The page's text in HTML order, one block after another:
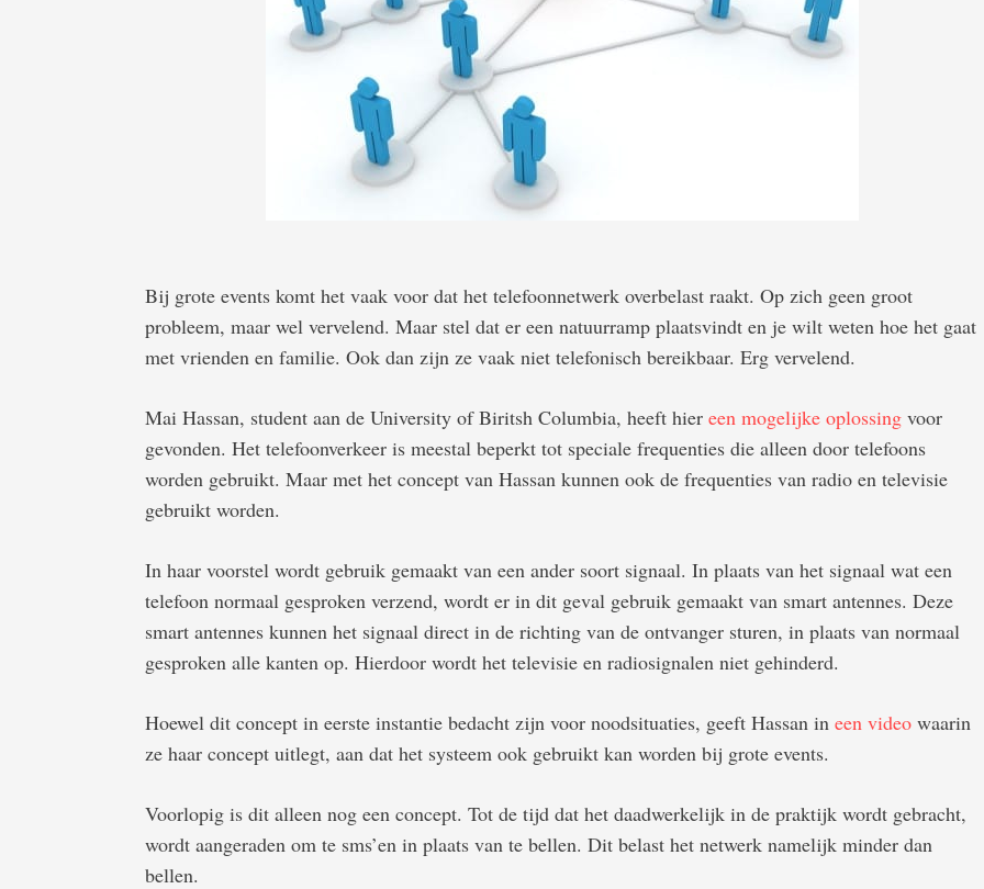
Bij grote events komt het vaak voor dat het telefoonnetwerk overbelast raakt. Op zich geen groot
probleem, maar wel vervelend. Maar stel dat er een natuurramp plaatsvindt en je wilt weten hoe het gaat
met vrienden en familie. Ook dan zijn ze vaak niet telefonisch bereikbaar. Erg vervelend.
Mai Hassan, student aan de University of Biritsh Columbia, heeft hier een mogelijke oplossing voor
gevonden. Het telefoonverkeer is meestal beperkt tot speciale frequenties die alleen door telefoons
worden gebruikt. Maar met het concept van Hassan kunnen ook de frequenties van radio en televisie
gebruikt worden.
In haar voorstel wordt gebruik gemaakt van een ander soort signaal. In plaats van het signaal wat een
telefoon normaal gesproken verzend, wordt er in dit geval gebruik gemaakt van smart antennes. Deze
smart antennes kunnen het signaal direct in de richting van de ontvanger sturen, in plaats van normaal
gesproken alle kanten op. Hierdoor wordt het televisie en radiosignalen niet gehinderd.
Hoewel dit concept in eerste instantie bedacht zijn voor noodsituaties, geeft Hassan in een video waarin
ze haar concept uitlegt, aan dat het systeem ook gebruikt kan worden bij grote events.
Voorlopig is dit alleen nog een concept. Tot de tijd dat het daadwerkelijk in de praktijk wordt gebracht,
wordt aangeraden om te sms’en in plaats van te bellen. Dit belast het netwerk namelijk minder dan
bellen.